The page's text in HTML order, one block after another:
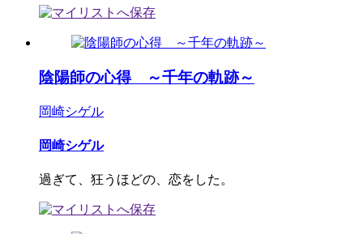
陰陽師の心得 ～千年の軌跡～
岡崎シゲル
岡崎シゲル
過ぎて、狂うほどの、恋をした。